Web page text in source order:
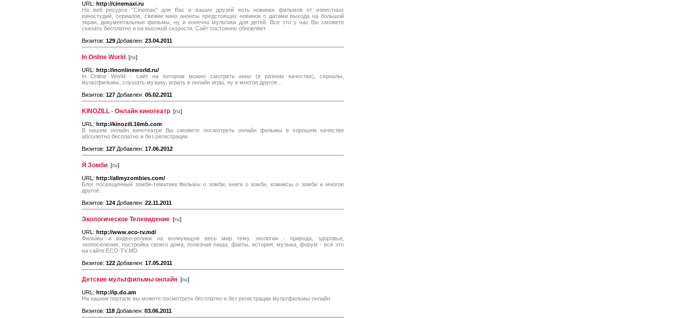
URL: http://cinemaxi.ru
На веб ресурсе "Cinemax" для Вас и ваших друзей есть новинки фильмов от известных
киностудий, сериалов, свежие кино анонсы предстоящих новинок с датами выхода на большой
экран, документальные фильмы, ну и конечно мультики для детей. Все это у нас Вы сможете
скачать бесплатно и на высокой скорости. Сайт постоянно обновляет
Визитов: 129 Добавлен: 23.04.2011
In Online World [ru]
URL: http://inonlineworld.ru/
In Online World - сайт на котором можно смотреть кино (в разном качестве), сериалы,
мультфильмы, слушать музыку, играть в онлайн игры, ну и многое другое…
Визитов: 127 Добавлен: 05.02.2011
KINOZILL - Онлайн кинотеатр [ru]
URL: http://kinozill.16mb.com
В нашем онлайн кинотеатре Вы сможете посмотреть онлайн фильмы в хорошем качестве
абсолютно бесплатно и без регистрации
Визитов: 127 Добавлен: 17.06.2012
Я Зомби [ru]
URL: http://allmyzombies.com/
Блог посвященный зомби-тематике.Фильмы о зомби, книги о зомби, комиксы о зомби и многое
другое.
Визитов: 124 Добавлен: 22.11.2011
Экологическое Телевидение [ru]
URL: http://www.eco-tv.md/
Фильмы и видео-ролики на волнующую весь мир тему экологии - природа, здоровье,
экопоселения, постройка своего дома, полезная пища, факты, история, музыка, форум - всё это
на сайте ECO-TV.MD
Визитов: 122 Добавлен: 17.05.2011
Детские мультфильмы онлайн [ru]
URL: http://ip.do.am
На нашем портале вы можете посмотреть бесплатно и без регистрации мультфильмы онлайн
Визитов: 118 Добавлен: 03.06.2011